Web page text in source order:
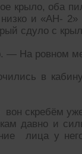
крыло, оба
и «АН-
сдуло с
На ровном
в
скребём
давно и
лица у